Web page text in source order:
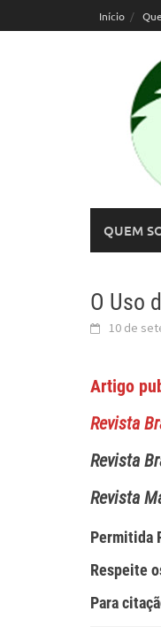
to
Início
QUEM
O Uso
10 de
Artigo
Revista
Revista
Revista
Permitida
Respeite
Para